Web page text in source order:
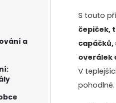
a
S touto
čepiček,
overálek
V
pohodlné.